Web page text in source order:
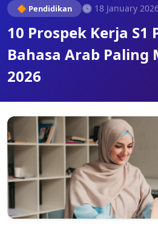
🔶 Pendidikan 🕓 18 January
10 Prospek Kerja S1
Bahasa Arab Paling
2026